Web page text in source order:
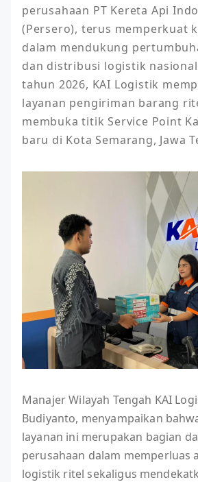
perusahaan PT Kereta Api
(Persero), terus memperkuat
dalam mendukung
dan distribusi logistik
tahun 2026, KAI Logistik
layanan pengiriman barang
membuka titik Service Point
baru di Kota Semarang, Jawa
Manajer Wilayah Tengah KAI
Budiyanto, menyampaikan
layanan ini merupakan bagian
perusahaan dalam memperluas
logistik ritel sekaligus